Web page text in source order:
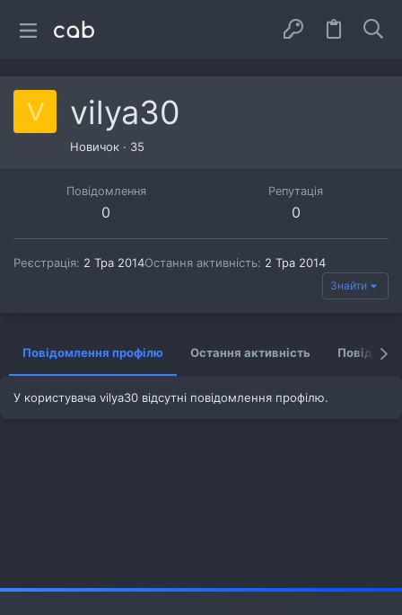
V vilya30
Новичок · 35
Повідомлення
0
Репутація
0
Реєстрація 2 Тра 2014Остання активність 2 Тра 2014
Знайти
Повідомлення профілю Остання активність
У користувача vilya30 відсутні повідомлення профілю.